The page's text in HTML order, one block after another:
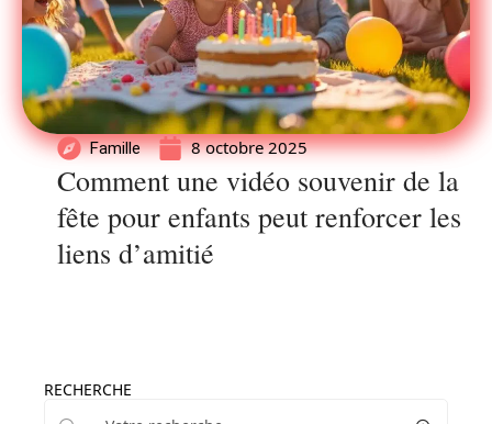
Famille 8 octobre 2025
Comment une vidéo souvenir de la
fête pour enfants peut renforcer les
liens d’amitié
RECHERCHE